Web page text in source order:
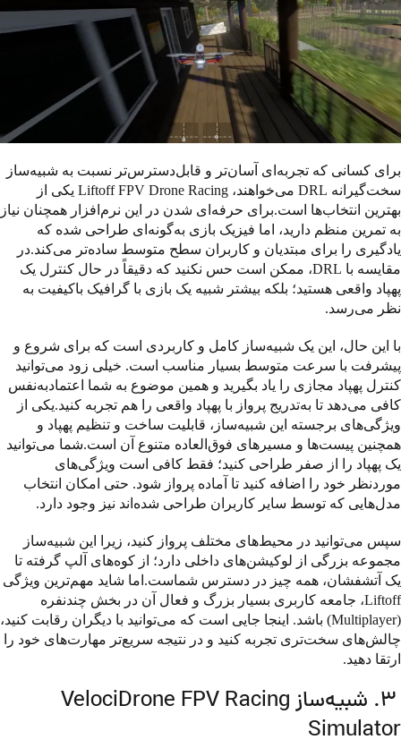
برای کسانی که تجربه‌ای آسان‌تر و قابل‌دسترس‌تر نسبت به شبیه‌ساز
سخت‌گیرانه DRL می‌خواهند، Liftoff FPV Drone Racing یکی از
بهترین انتخاب‌ها است.برای حرفه‌ای شدن در این نرم‌افزار همچنان نیاز
به تمرین منظم دارید، اما فیزیک بازی به‌گونه‌ای طراحی شده که
یادگیری را برای مبتدیان و کاربران سطح متوسط ساده‌تر می‌کند.در
مقایسه با DRL، ممکن است حس نکنید که دقیقاً در حال کنترل یک
پهپاد واقعی هستید؛ بلکه بیشتر شبیه یک بازی با گرافیک باکیفیت به
نظر می‌رسد.
با این حال، این یک شبیه‌ساز کامل و کاربردی است که برای شروع و
پیشرفت با سرعت متوسط بسیار مناسب است. خیلی زود می‌توانید
کنترل پهپاد مجازی را یاد بگیرید و همین موضوع به شما اعتمادبه‌نفس
کافی می‌دهد تا به‌تدریج پرواز با پهپاد واقعی را هم تجربه کنید.یکی از
ویژگی‌های برجسته این شبیه‌ساز، قابلیت ساخت و تنظیم پهپاد و
همچنین پیست‌ها و مسیرهای فوق‌العاده متنوع آن است.شما می‌توانید
یک پهپاد را از صفر طراحی کنید؛ فقط کافی است ویژگی‌های
موردنظر خود را اضافه کنید تا آماده پرواز شود. حتی امکان انتخاب
مدل‌هایی که توسط سایر کاربران طراحی شده‌اند نیز وجود دارد.
سپس می‌توانید در محیط‌های مختلف پرواز کنید، زیرا این شبیه‌ساز
مجموعه بزرگی از لوکیشن‌های داخلی دارد؛ از کوه‌های آلپ گرفته تا
یک آتشفشان، همه چیز در دسترس شماست.اما شاید مهم‌ترین ویژگی
Liftoff، جامعه کاربری بسیار بزرگ و فعال آن در بخش چندنفره
(Multiplayer) باشد. اینجا جایی است که می‌توانید با دیگران رقابت کنید،
چالش‌های سخت‌تری تجربه کنید و در نتیجه سریع‌تر مهارت‌های خود را
ارتقا دهید.
3. شبیه‌ساز VelociDrone FPV Racing
Simulator